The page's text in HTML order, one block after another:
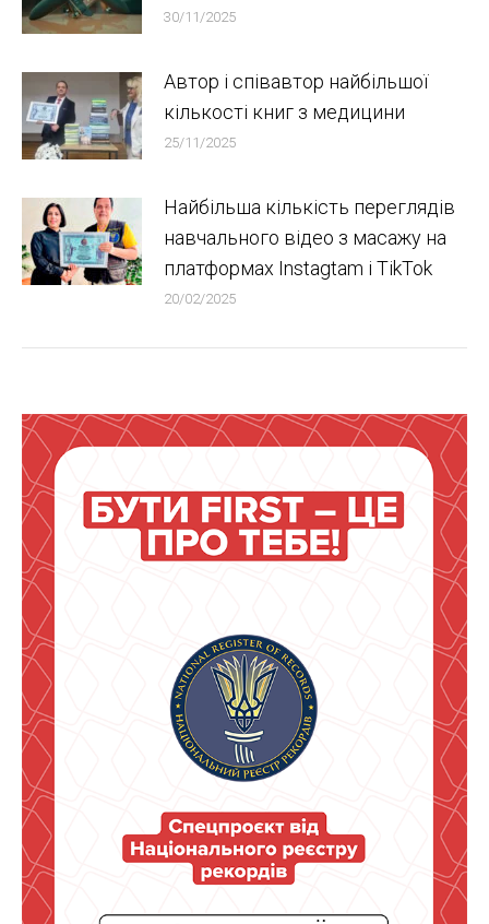
30/11/2025
Автор і співавтор найбільшої
кількості книг з медицини
25/11/2025
Найбільша кількість переглядів
навчального відео з масажу на
платформах Instagtam i TikTok
20/02/2025